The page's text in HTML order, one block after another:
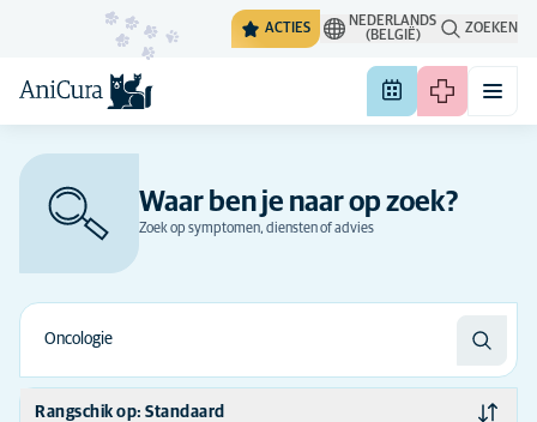
ACTIES
NEDERLANDS
(BELGIË)
ZOEKEN
Waar ben je naar op zoek?
Zoek op symptomen, diensten of advies
Rangschik op: Standaard